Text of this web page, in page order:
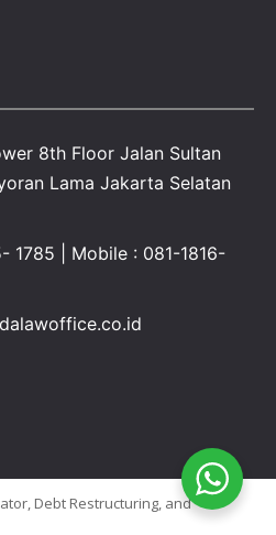
8th Floor Jalan Sultan
Lama Jakarta Selatan
1785 | Mobile : 081-1816-
Debt Restructuring, and